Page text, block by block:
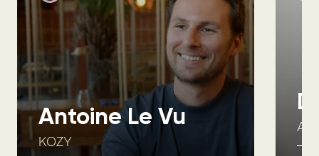
Antoine Le Vu
KOZY